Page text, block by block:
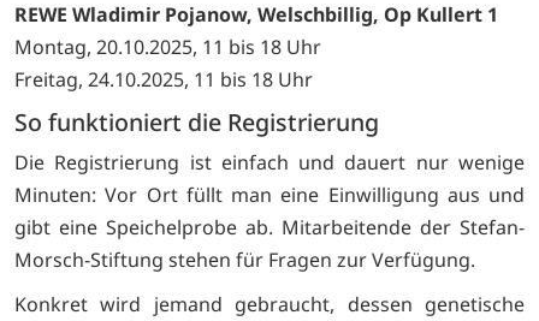
REWE Wladimir Pojanow, Welschbillig, Op Kullert 1
Montag, 20.10.2025, 11 bis 18 Uhr
Freitag, 24.10.2025, 11 bis 18 Uhr
So funktioniert die Registrierung
Die Registrierung ist einfach und dauert nur wenige
Minuten: Vor Ort füllt man eine Einwilligung aus und
gibt eine Speichelprobe ab. Mitarbeitende der Stefan-
Morsch-Stiftung stehen für Fragen zur Verfügung.
Konkret wird jemand gebraucht, dessen genetische